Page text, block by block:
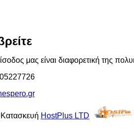
μας είναι διαφορετική της
HostPlus LTD